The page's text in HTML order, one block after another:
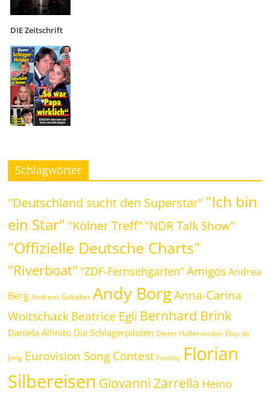
DIE Zeitschrift
Schlagwörter
"Deutschland sucht den Superstar" "Ich bin
ein Star" "Kölner Treff" "NDR Talk Show"
"Offizielle Deutsche Charts"
"Riverboat" "ZDF-Fernsehgarten" Amigos Andrea
Berg Andreas Gabalier Andy Borg Anna-Carina
WoitschackBeatrice Egli Bernhard Brink
Daniela Alfinito Die Schlagerpiloten Dieter Hallervorden Eloy de
Jong Eurovision Song Contest Fantasy Florian
Silbereisen Giovanni Zarrella Heino